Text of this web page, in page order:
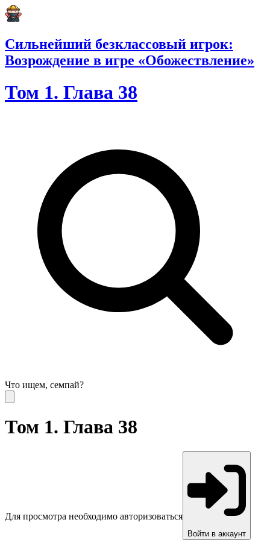
Сильнейший безклассовый игрок:
Возрождение в игре «Обожествление»
Том 1. Глава 38
Что ищем, семпай?
Том 1. Глава 38
Для просмотра необходимо авторизоваться
Войти в аккаунт